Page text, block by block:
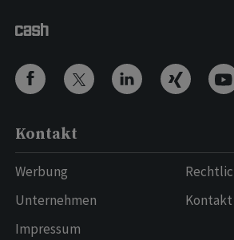
Kontakt
Werbung
Unternehmen
Impressum
Kontakt